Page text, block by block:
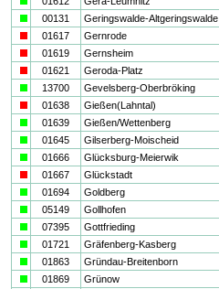
00131 Geringswalde-Altgeringswalde
01617 Gernrode
01619 Gernsheim
01621 Geroda-Platz
13700 Gevelsberg-Oberbröking
01638 Gießen(Lahntal)
01639 Gießen/Wettenberg
01645 Gilserberg-Moischeid
01666 Glücksburg-Meierwik
01667 Glückstadt
01694 Goldberg
05149 Gollhofen
07395 Gottfrieding
01721 Gräfenberg-Kasberg
01863 Gründau-Breitenborn
01869 Grünow